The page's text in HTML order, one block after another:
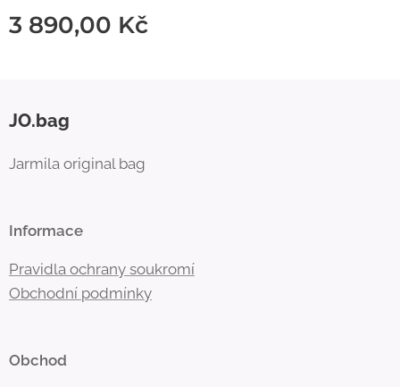
3 890,00 Kč
JO.bag
Jarmila original bag
Informace
Pravidla ochrany soukromí
Obchodní podmínky
Obchod